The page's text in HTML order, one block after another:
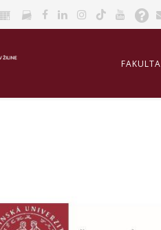
FAKULTA